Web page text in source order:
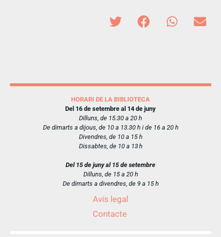
HORARI DE LA BIBLIOTECA
Del 16 de setembre al 14 de juny
Dilluns, de 15.30 a 20 h
De dimarts a dijous, de 10 a 13.30 h i de 16 a 20 h
Divendres, de 10 a 15 h
Dissabtes, de 10 a 13 h
Del 15 de juny al 15 de setembre
Dilluns, de 15 a 20 h
De dimarts a divendres, de 9 a 15 h
Avís legal
Contacte